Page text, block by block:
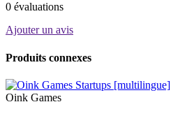
0 évaluations
Ajouter un avis
Produits connexes
Oink Games